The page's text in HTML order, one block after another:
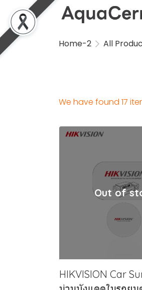
Home-2 All
We have found 17
Out of
HIKVISION Car